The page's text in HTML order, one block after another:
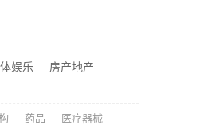
娱乐
房产地产
药品
医疗器械